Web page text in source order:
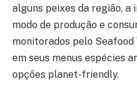
alguns peixes da região, a
modo de produção e
monitorados pelo
em seus menus espécies
opções planet-friendly.